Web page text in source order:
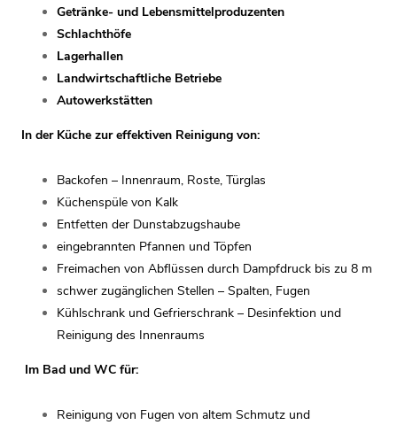
Getränke- und Lebensmittelproduzenten
Schlachthöfe
Lagerhallen
Landwirtschaftliche Betriebe
Autowerkstätten
In der Küche zur effektiven Reinigung von:
Backofen – Innenraum, Roste, Türglas
Küchenspüle von Kalk
Entfetten der Dunstabzugshaube
eingebrannten Pfannen und Töpfen
Freimachen von Abflüssen durch Dampfdruck bis zu 8 m
schwer zugänglichen Stellen – Spalten, Fugen
Kühlschrank und Gefrierschrank – Desinfektion und
Reinigung des Innenraums
Im Bad und WC für:
Reinigung von Fugen von altem Schmutz und